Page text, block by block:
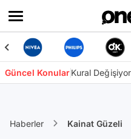
Güncel KonularKural Değişiyor
Haberler Kainat Güzeli